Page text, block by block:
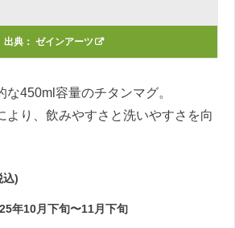
出典： ゼインアーツ
な450ml容量のチタンマグ。
より、飲みやすさと洗いやすさを向
込)
年10月下旬〜11月下旬